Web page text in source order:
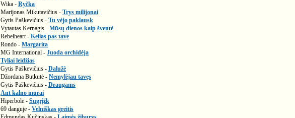
Wika - Ryčka
Marijonas Mikutavičius - Trys milijonai
Gytis Paškevičius - Tu vėjo paklausk
Vytautas Kernagis - Mūsų dienos kaip šventė
Rebelheart - Kelias pas tave
Rondo - Margarita
MG International - Juoda orchidėja
Tyliai leidžias
Gytis Paškevičius - Dalužė
Džordana Butkutė - Nemylėjau tavęs
Gytis Paškevičius - Draugams
Ant kalno mūrai
Hiperbolė - Sugrįžk
69 danguje - Velniškas greitis